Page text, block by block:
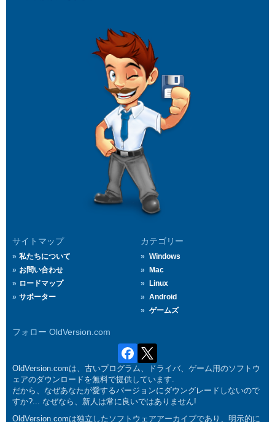
サイトマップ
私たちについて
お問い合わせ
ロードマップ
サポーター
カテゴリー
Windows
Mac
Linux
Android
ゲームズ
フォロー OldVersion.com
OldVersion.comは、古いプログラム、ドライバ、ゲーム用のソフトウ
ェアのダウンロードを無料で提供しています.
だから、なぜあなたが愛するバージョンにダウングレードしないので
すか?... なぜなら、新人は常に良いではありません!
OldVersion.comは独立したソフトウェアアーカイブであり、明示的に